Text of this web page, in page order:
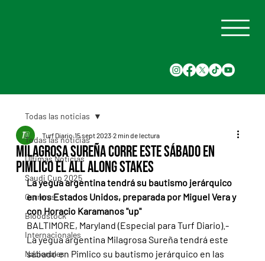
Todas las noticias
Últimas Noticias
Saudi Cup 2025
Carreras
Bloodstock
Internacionales
Nacionales
Todas las noticias
Milagrosa Sureña corre este sábado en
Pimlico el All Along Stakes
Turf Diario 15 sept 2023 2 min de lectura
La yegua argentina tendrá su bautismo jerárquico
en los Estados Unidos, preparada por Miguel Vera y
con Horacio Karamanos "up"
BALTIMORE, Maryland (Especial para Turf Diario).-
La yegua argentina Milagrosa Sureña tendrá este
sábado en Pimlico su bautismo jerárquico en las